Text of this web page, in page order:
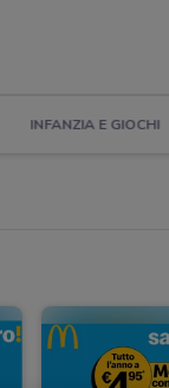
INFANZIA E GIOCHI